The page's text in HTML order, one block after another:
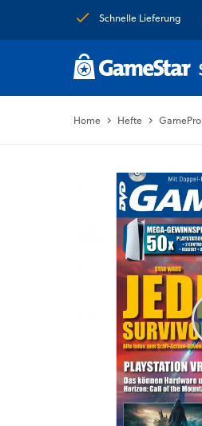
Schnelle Lieferung
Home Hefte GamePro